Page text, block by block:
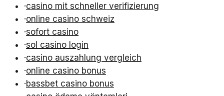
·casino mit schneller verifizierung
·online casino schweiz
·sofort casino
·sol casino login
·casino auszahlung vergleich
·online casino bonus
·bassbet casino bonus